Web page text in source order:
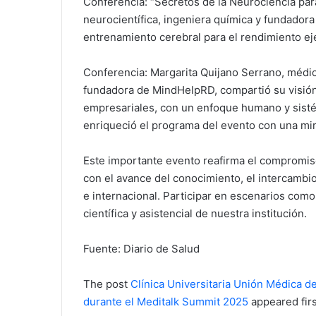
neurocientífica, ingeniera química y
entrenamiento cerebral para el rendimiento
Conferencia: Margarita Quijano Serrano,
fundadora de MindHelpRD, compartió su
empresariales, con un enfoque humano y
enriqueció el programa del evento con una
Este importante evento reafirma el
con el avance del conocimiento, el
e internacional. Participar en escenarios
científica y asistencial de nuestra institución.
Fuente: Diario de Salud
The post Clínica Universitaria Unión Médica
durante el Meditalk Summit 2025 appeared